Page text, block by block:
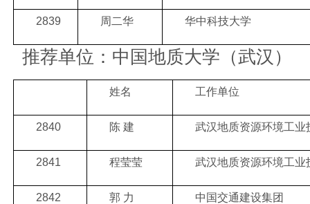
2839 周二华 华中科技大学
推荐单位：中国地质大学（武汉）
姓名 工作单位
2840 陈 建 武汉地质资源环境工
2841 程莹莹 武汉地质资源环境工
2842 郭 力 中国交通建设集团